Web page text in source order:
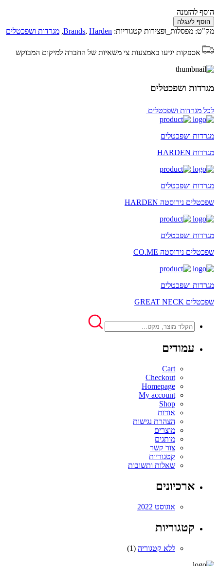
הוסף להזמנה
הוסף לעגלה
מק"ט: מפסלות_ופצירות קטגוריות: Brands, Harden
, מגרדות ושפכטלים
אספקות יגיעו באמצעות צי משאיות של החברה למיקום המבוקש
מגרדות ושפכטלים
לכל מגרדות ושפכטלים
מגרדות ושפכטלים
מגרדות HARDEN
מגרדות ושפכטלים
שפכטלים נירוסטה HARDEN
מגרדות ושפכטלים
שפכטלים נירוסטה CO.ME
מגרדות ושפכטלים
שפכטלים GREAT NECK
עמודים
Cart
Checkout
Homepage
My account
Shop
אודות
הצהרת נגישות
מוצרים
מותגים
צור קשר
קטגוריות
שאלות ותשובות
ארכיונים
אוגוסט 2022
קטגוריות
ללא קטגוריה (1)